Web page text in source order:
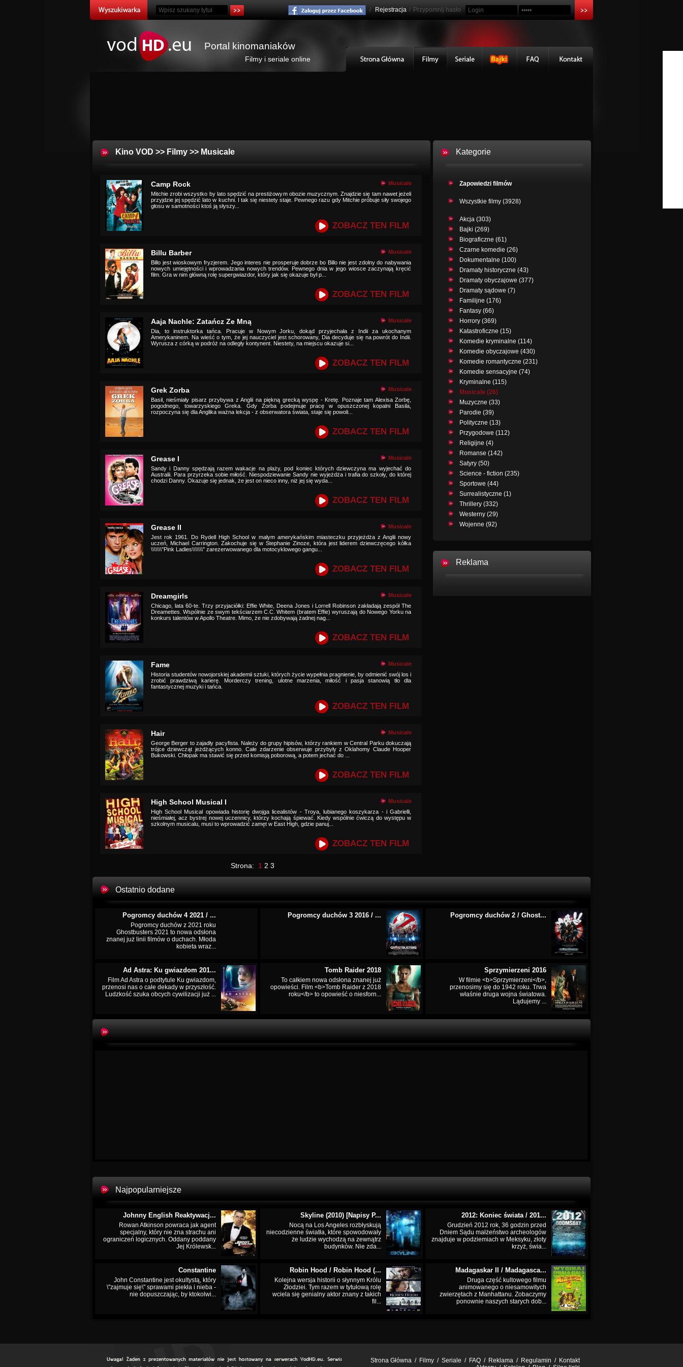
/ Rejestracja / Przypomnij hasło
Portal kinomaniaków
Filmy i seriale online
Kino VOD >> Filmy >> Musicale
Camp Rock
Musicale
Mitchie zrobi wszystko by lato spędzić na prestiżowym obozie muzycznym. Znajdzie się tam nawet jeżeli
przyjdzie jej spędzić lato w kuchni. I tak się niestety staje. Pewnego razu gdy Mitchie próbuje siły swojego
głosu w samotności ktoś ją słyszy...
ZOBACZ TEN FILM
Billu Barber
Musicale
Billo jest wioskowym fryzjerem. Jego interes nie prosperuje dobrze bo Billo nie jest zdolny do nabywania
nowych umiejętności i wprowadzania nowych trendów. Pewnego dnia w jego wiosce zaczynają kręcić
film. Gra w nim główną rolę supergwiazdor, który jak się okazuje był p...
ZOBACZ TEN FILM
Aaja Nachle: Zatańcz Ze Mną
Musicale
Dia, to instruktorka tańca. Pracuje w Nowym Jorku, dokąd przyjechała z Indii za ukochanym
Amerykaninem. Na wieść o tym, że jej nauczyciel jest schorowany, Dia decyduje się na powrót do Indii.
Wyrusza z córką w podróż na odległy kontynent. Niestety, na miejscu okazuje si...
ZOBACZ TEN FILM
Grek Zorba
Musicale
Basil, nieśmiały pisarz przybywa z Anglii na piękną grecką wyspę - Kretę. Poznaje tam Alexisa Zorbę,
pogodnego, towarzyskiego Greka. Gdy Zorba podejmuje pracę w opuszczonej kopalni Basila,
rozpoczyna się dla Anglika ważna lekcja - z obserwatora świata, staje się powoli...
ZOBACZ TEN FILM
Grease I
Musicale
Sandy i Danny spędzają razem wakacje na plaży, pod koniec których dziewczyna ma wyjechać do
Australii. Para przyrzeka sobie miłość. Niespodziewanie Sandy nie wyjeżdża i trafia do szkoły, do której
chodzi Danny. Okazuje się jednak, że jest on nieco inny, niż jej się wyda...
ZOBACZ TEN FILM
Grease II
Musicale
Jest rok 1961. Do Rydell High School w małym amerykańskim miasteczku przyjeżdża z Anglii nowy
uczeń, Michael Carrington. Zakochuje się w Stephanie Zinoze, która jest liderem dziewczęcego kółka
\\\\\\\"Pink Ladies\\\\\\\" zarezerwowanego dla motocyklowego gangu...
ZOBACZ TEN FILM
Dreamgirls
Musicale
Chicago, lata 60-te. Trzy przyjaciółki: Effie White, Deena Jones i Lorrell Robinson zakładają zespół The
Dreamettes. Wspólnie ze swym tekściarzem C.C. Whitem (bratem Effie) wyruszają do Nowego Yorku na
konkurs talentów w Apollo Theatre. Mimo, że nie zdobywają żadnej nag...
ZOBACZ TEN FILM
Fame
Musicale
Historia studentów nowojorskiej akademii sztuki, których życie wypełnia pragnienie, by odmienić swój los i
zrobić prawdziwą karierę. Morderczy trening, ulotne marzenia, miłość i pasja stanowią tło dla
fantastycznej muzyki i tańca.
ZOBACZ TEN FILM
Hair
Musicale
George Berger to zajadły pacyfista. Należy do grupy hipisów, którzy rankiem w Central Parku dokuczają
trójce dziewcząt jeżdżących konno. Całe zdarzenie obserwuje przybyły z Oklahomy Claude Hooper
Bukowski. Chłopak ma stawić się przed komisją poborową, a potem jechać do ...
ZOBACZ TEN FILM
High School Musical I
Musicale
High School Musical opowiada historię dwojga licealistów - Troya, lubianego koszykarza - i Gabrielli,
nieśmiałej, acz bystrej nowej uczennicy, którzy kochają śpiewać. Kiedy wspólnie ćwiczą do występu w
szkolnym musicalu, musi to wprowadzić zamęt w East High, gdzie panuj...
ZOBACZ TEN FILM
Strona: 1 2 3
Kategorie
Zapowiedzi filmów
Wszystkie filmy (3928)
Akcja (303)
Bajki (269)
Biograficzne (61)
Czarne komedie (26)
Dokumentalne (100)
Dramaty historyczne (43)
Dramaty obyczajowe (377)
Dramaty sądowe (7)
Familijne (176)
Fantasy (66)
Horrory (369)
Katastroficzne (15)
Komedie kryminalne (114)
Komedie obyczajowe (430)
Komedie romantyczne (231)
Komedie sensacyjne (74)
Kryminalne (115)
Musicale (26)
Muzyczne (33)
Parodie (39)
Polityczne (13)
Przygodowe (112)
Religijne (4)
Romanse (142)
Satyry (50)
Science - fiction (235)
Sportowe (44)
Surrealistyczne (1)
Thrillery (332)
Westerny (29)
Wojenne (92)
Reklama
Ostatnio dodane
Pogromcy duchów 4 2021 / ...
Pogromcy duchów z 2021 roku
Ghostbusters 2021 to nowa odsłona
znanej już linii filmów o duchach. Młoda
kobieta wraz...
Pogromcy duchów 3 2016 / ... Pogromcy duchów 2 / Ghost...
Ad Astra: Ku gwiazdom 201...
Film Ad Astra o podtytule Ku gwiazdom,
przenosi nas o całe dekady w przyszłość.
Ludzkość szuka obcych cywilizacji już ...
Tomb Raider 2018
To całkiem nowa odsłona znanej już
opowieści. Film <b>Tomb Raider z 2018
roku</b> to opowieść o niesforn...
Sprzymierzeni 2016
W filmie <b>Sprzymierzeni</b>,
przenosimy się do 1942 roku. Trwa
właśnie druga wojna światowa.
Lądujemy ...
Najpopularniejsze
Johnny English Reaktywacj...
Rowan Atkinson powraca jak agent
specjalny, który nie zna strachu ani
ograniczeń logicznych. Oddany poddany
Jej Królewsk...
Skyline (2010) [Napisy P...
Nocą na Los Angeles rozbłyskują
niecodzienne światła, które spowodowały
że ludzie wychodzą na zewnątrz
budynków. Nie zda...
2012: Koniec świata / 201...
Grudzień 2012 rok, 36 godzin przed
Dniem Sądu małżeństwo archeologów
znajduje w podziemiach w Meksyku, złoty
krzyż, świa...
Constantine
John Constantine jest okultystą, który
\"zajmuje się\" sprawami piekła i nieba -
nie dopuszczając, by ktokolwi...
Robin Hood / Robin Hood (...
Kolejna wersja historii o słynnym Królu
Złodziei. Tym razem w tytułową rolę
wciela się genialny aktor znany z takich
fil...
Madagaskar II / Madagasca...
Druga część kultowego filmu
animowanego o niesamowitych
zwierzętach z Manhattanu. Zobaczymy
ponownie naszych starych dob...
Strona Główna / Filmy / Seriale / FAQ / Reklama / Regulamin / Kontakt